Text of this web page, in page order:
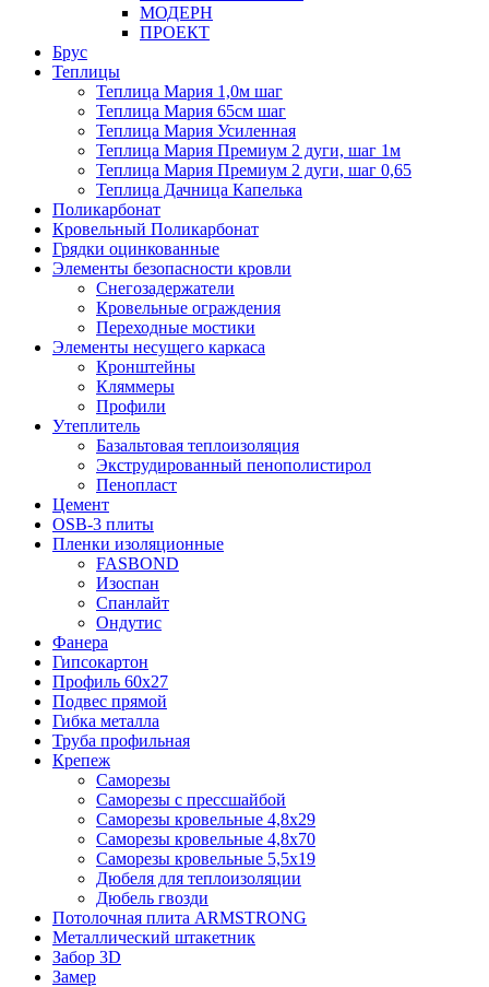
МОДЕРН
ПРОЕКТ
Брус
Теплицы
Теплица Мария 1,0м шаг
Теплица Мария 65см шаг
Теплица Мария Усиленная
Теплица Мария Премиум 2 дуги, шаг 1м
Теплица Мария Премиум 2 дуги, шаг 0,65
Теплица Дачница Капелька
Поликарбонат
Кровельный Поликарбонат
Грядки оцинкованные
Элементы безопасности кровли
Снегозадержатели
Кровельные ограждения
Переходные мостики
Элементы несущего каркаса
Кронштейны
Кляммеры
Профили
Утеплитель
Базальтовая теплоизоляция
Экструдированный пенополистирол
Пенопласт
Цемент
OSB-3 плиты
Пленки изоляционные
FASBOND
Изоспан
Спанлайт
Ондутис
Фанера
Гипсокартон
Профиль 60х27
Подвес прямой
Гибка металла
Труба профильная
Крепеж
Саморезы
Саморезы с прессшайбой
Саморезы кровельные 4,8х29
Саморезы кровельные 4,8х70
Саморезы кровельные 5,5х19
Дюбеля для теплоизоляции
Дюбель гвозди
Потолочная плита ARMSTRONG
Металлический штакетник
Забор 3D
Замер